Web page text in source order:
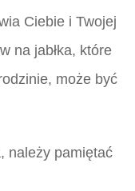
Ciebie i Twojej
na jabłka, które
może być
należy pamiętać